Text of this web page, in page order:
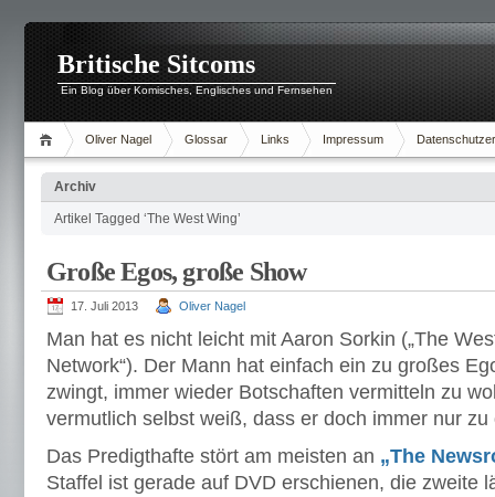
Britische Sitcoms
Ein Blog über Komisches, Englisches und Fernsehen
Oliver Nagel Glossar Links Impressum
Archiv
Artikel Tagged ‘The West Wing’
Große Egos, große Show
17. Juli 2013 Oliver Nagel
Man hat es nicht leicht mit Aaron Sorkin („The
Network“). Der Mann hat einfach ein zu großes
zwingt, immer wieder Botschaften vermitteln zu
vermutlich selbst weiß, dass er doch immer nur
Das Predigthafte stört am meisten an „The
Staffel ist gerade auf DVD erschienen, die zweite